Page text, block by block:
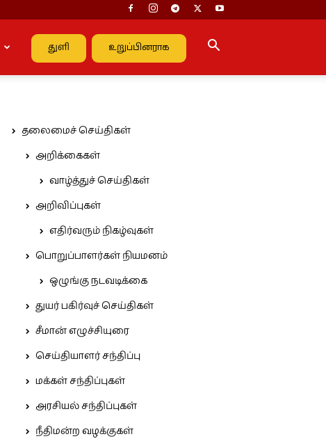
துளி உறுப்பினராக
தலைமைச் செய்திகள்
அறிக்கைகள்
வாழ்த்துச் செய்திகள்
அறிவிப்புகள்
எதிர்வரும் நிகழ்வுகள்
பொறுப்பாளர்கள் நியமனம்
ஒழுங்கு நடவடிக்கை
துயர் பகிர்வுச் செய்திகள்
சீமான் எழுச்சியுரை
செய்தியாளர் சந்திப்பு
மக்கள் சந்திப்புகள்
அரசியல் சந்திப்புகள்
நீதிமன்ற வழக்குகள்